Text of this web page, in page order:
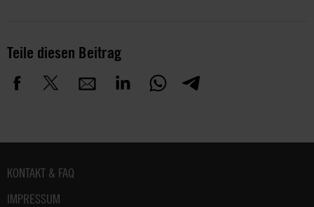
Teile diesen Beitrag
Fußbereich
KONTAKT & FAQ
IMPRESSUM